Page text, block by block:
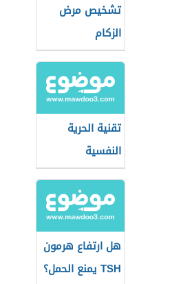
تشخيص مرض
الزكام
تقنية الحرية
النفسية
هل ارتفاع هرمون
TSH يمنع الحمل؟